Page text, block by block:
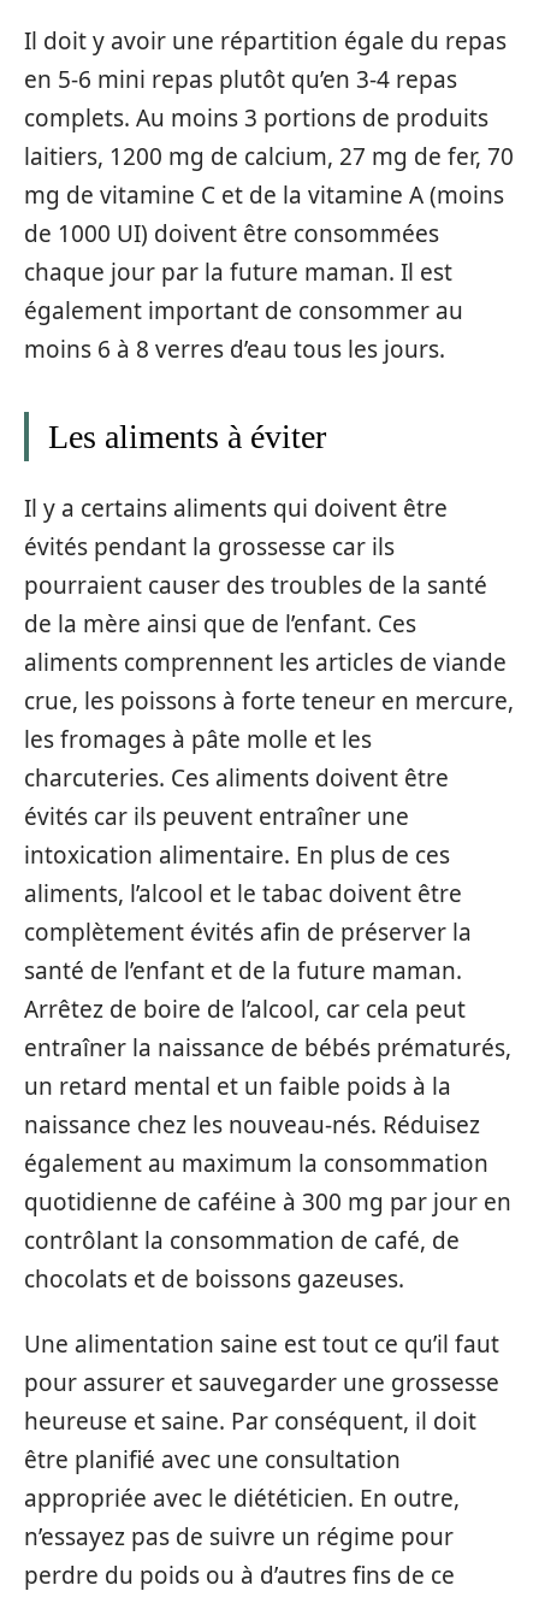
Il doit y avoir une répartition égale du repas
en 5-6 mini repas plutôt qu’en 3-4 repas
complets. Au moins 3 portions de produits
laitiers, 1200 mg de calcium, 27 mg de fer, 70
mg de vitamine C et de la vitamine A (moins
de 1000 UI) doivent être consommées
chaque jour par la future maman. Il est
également important de consommer au
moins 6 à 8 verres d’eau tous les jours.
Les aliments à éviter
Il y a certains aliments qui doivent être
évités pendant la grossesse car ils
pourraient causer des troubles de la santé
de la mère ainsi que de l’enfant. Ces
aliments comprennent les articles de viande
crue, les poissons à forte teneur en mercure,
les fromages à pâte molle et les
charcuteries. Ces aliments doivent être
évités car ils peuvent entraîner une
intoxication alimentaire. En plus de ces
aliments, l’alcool et le tabac doivent être
complètement évités afin de préserver la
santé de l’enfant et de la future maman.
Arrêtez de boire de l’alcool, car cela peut
entraîner la naissance de bébés prématurés,
un retard mental et un faible poids à la
naissance chez les nouveau-nés. Réduisez
également au maximum la consommation
quotidienne de caféine à 300 mg par jour en
contrôlant la consommation de café, de
chocolats et de boissons gazeuses.
Une alimentation saine est tout ce qu’il faut
pour assurer et sauvegarder une grossesse
heureuse et saine. Par conséquent, il doit
être planifié avec une consultation
appropriée avec le diététicien. En outre,
n’essayez pas de suivre un régime pour
perdre du poids ou à d’autres fins de ce